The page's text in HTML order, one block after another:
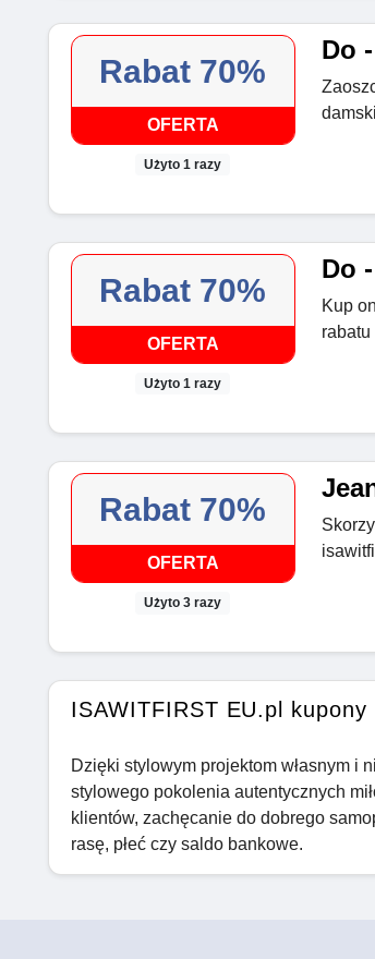
Rabat 70%
OFERTA
Użyto 1 razy
Do
Rabat 70%
OFERTA
Użyto 1 razy
Do
Kup
Rabat 70%
OFERTA
Użyto 3 razy
ISAWITFIRST EU.pl
Dzięki stylowym projektom własnym i
stylowego pokolenia autentycznych
klientów, zachęcanie do dobrego
rasę, płeć czy saldo bankowe.